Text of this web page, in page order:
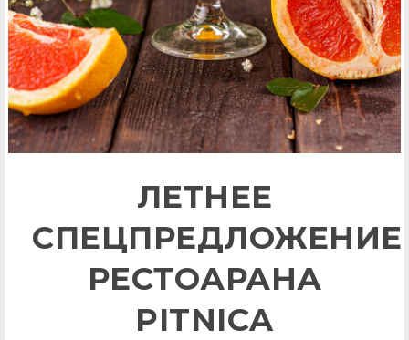
ЛЕТНЕЕ
СПЕЦПРЕДЛОЖЕНИЕ
РЕСТОАРАНА
PITNICA